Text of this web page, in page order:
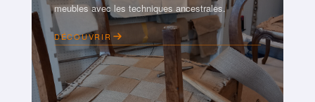
meubles avec les techniques ancestrales.
DÉCOUVRIR